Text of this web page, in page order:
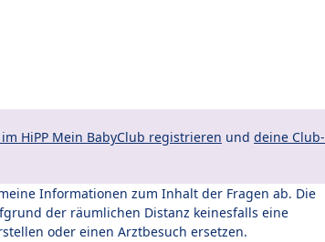
HiPP Mein BabyClub registrieren und deine Club-
Informationen zum Inhalt der Fragen ab. Die
der räumlichen Distanz keinesfalls eine
oder einen Arztbesuch ersetzen.